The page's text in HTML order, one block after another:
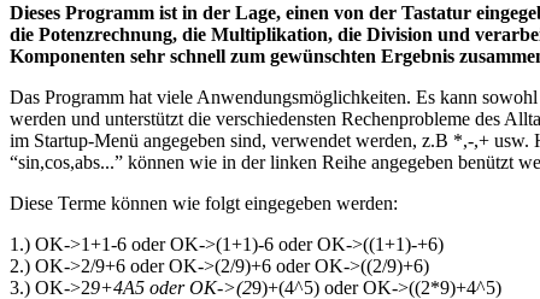
Dieses Programm ist in der Lage, einen von der Tastatur
die Potenzrechnung, die Multiplikation, die Division und
Komponenten sehr schnell zum gewünschten Ergebnis
Das Programm hat viele Anwendungsmöglichkeiten. Es kann
werden und unterstützt die verschiedensten Rechenprobleme des
im Startup-Menü angegeben sind, verwendet werden, z.B *,-,+
“sin,cos,abs...” können wie in der linken Reihe angegeben benützt
Diese Terme können wie folgt eingegeben werden:
1.) OK->1+1-6 oder OK->(1+1)-6 oder OK->((1+1)-+6)
2.) OK->2/9+6 oder OK->(2/9)+6 oder OK->((2/9)+6)
3.) OK->29+4A5 oder OK->(29)+(4^5) oder OK->((2*9)+4^5)